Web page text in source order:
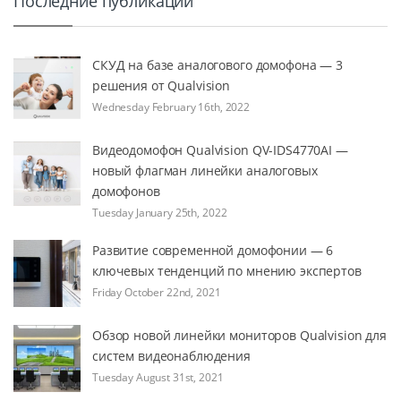
СКУД на базе аналогового домофона — 3
решения от Qualvision
Wednesday February 16th, 2022
Видеодомофон Qualvision QV-IDS4770AI —
новый флагман линейки аналоговых
домофонов
Tuesday January 25th, 2022
Развитие современной домофонии — 6
ключевых тенденций по мнению экспертов
Friday October 22nd, 2021
Обзор новой линейки мониторов Qualvision для
систем видеонаблюдения
Tuesday August 31st, 2021